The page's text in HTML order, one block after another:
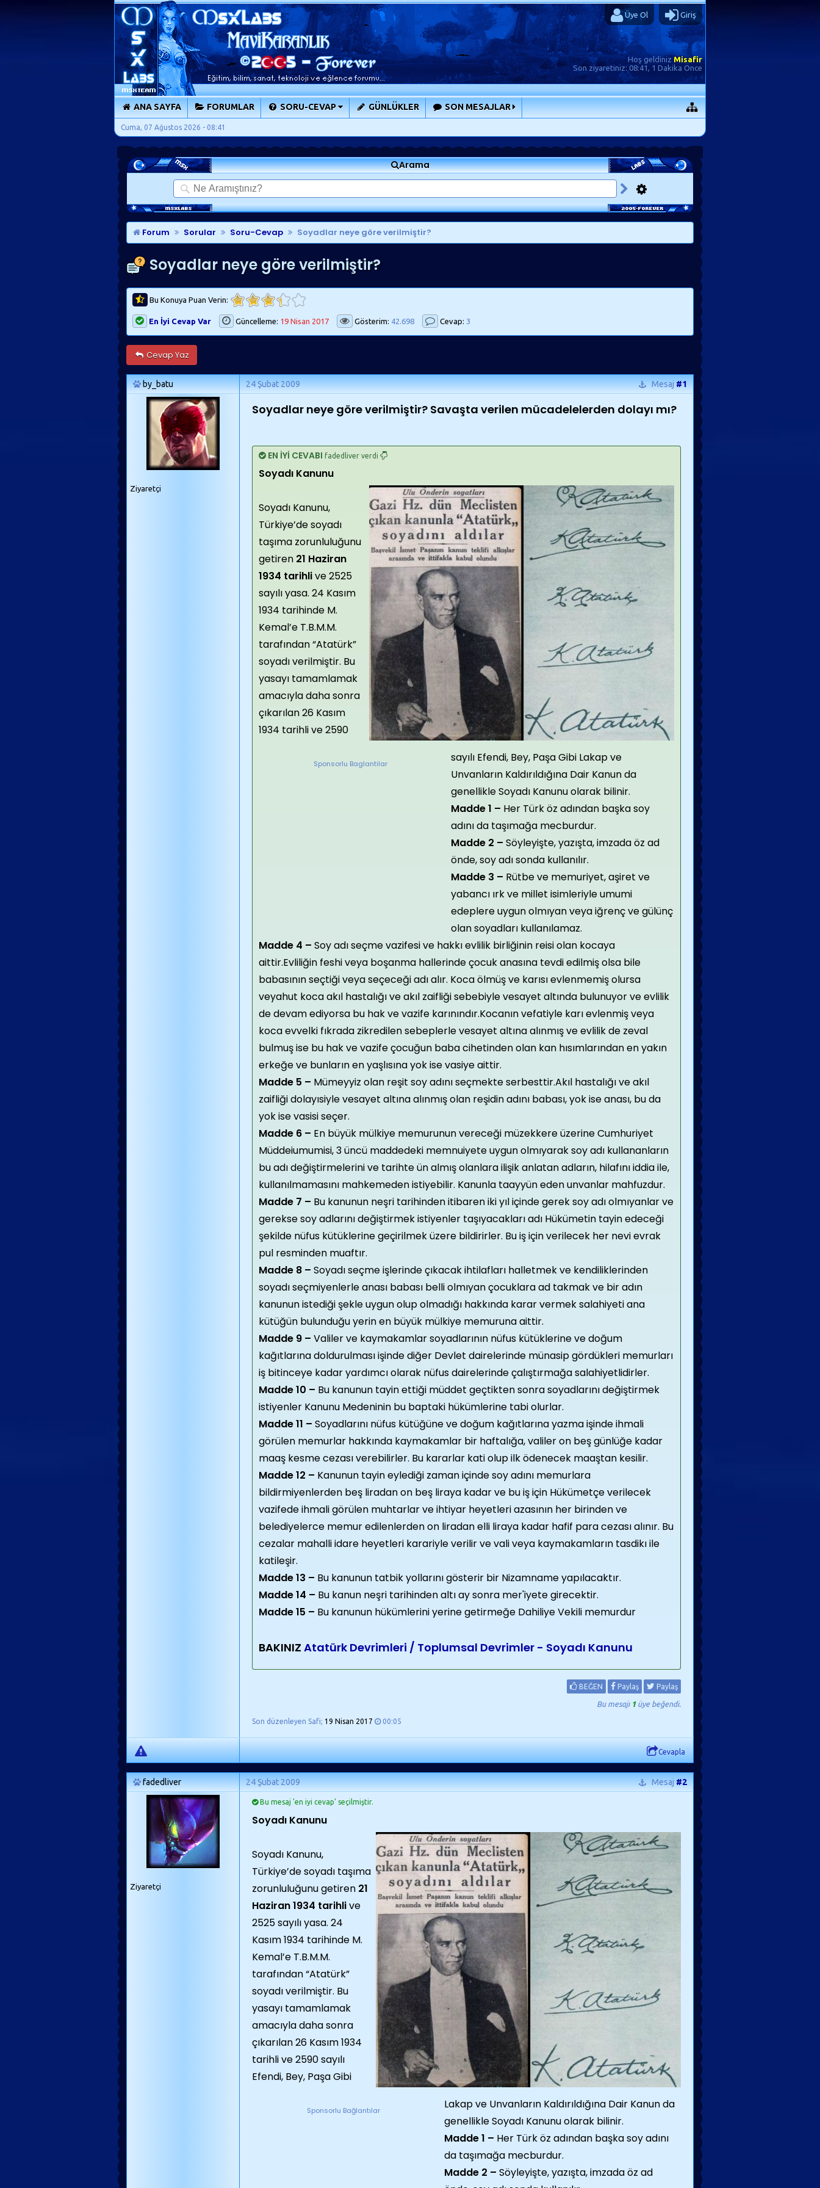
Üye Ol Giriş
Hoş geldiniz Misafir
Son ziyaretiniz:08:41, 1 Dakika Önce
ANA SAYFA FORUMLAR SORU-CEVAP GÜNLÜKLER SON MESAJLAR
Cuma, 07 Ağustos 2026 - 08:41
Arama
Forum Sorular Soru-Cevap Soyadlar neye göre verilmiştir?
Soyadlar neye göre verilmiştir?
Bu Konuya Puan Verin:
En İyi Cevap Var Güncelleme: 19 Nisan 2017 Gösterim: 42.698 Cevap: 3
Cevap Yaz
by_batu 24 Şubat 2009 Mesaj#1
Ziyaretçi
Soyadlar neye göre verilmiştir? Savaşta verilen mücadelelerden dolayı mı?
EN İYİ CEVABI fadedliver verdi
Soyadı Kanunu
Sponsorlu Baglantilar
Soyadı Kanunu,
Türkiye’de soyadı
taşıma zorunluluğunu
getiren 21 Haziran
1934 tarihlive 2525
sayılı yasa. 24 Kasım
1934 tarihinde M.
Kemal’e T.B.M.M.
tarafından “Atatürk”
soyadı verilmiştir. Bu
yasayı tamamlamak
amacıyla daha sonra
çıkarılan 26 Kasım
1934 tarihli ve 2590
sayılı Efendi, Bey, Paşa Gibi Lakap ve
Unvanların Kaldırıldığına Dair Kanun da
genellikle Soyadı Kanunu olarak bilinir.
Madde 1 – Her Türk öz adından başka soy
adını da taşımağa mecburdur.
Madde 2 – Söyleyişte, yazışta, imzada öz ad
önde, soy adı sonda kullanılır.
Madde 3 – Rütbe ve memuriyet, aşiret ve
yabancı ırk ve millet isimleriyle umumi
edeplere uygun olmıyan veya iğrenç ve gülünç
olan soyadları kullanılamaz.
Madde 4 – Soy adı seçme vazifesi ve hakkı evlilik birliğinin reisi olan kocaya
aittir.Evliliğin feshi veya boşanma hallerinde çocuk anasına tevdi edilmiş olsa bile
babasının seçtiği veya seçeceği adı alır. Koca ölmüş ve karısı evlenmemiş olursa
veyahut koca akıl hastalığı ve akıl zaifliği sebebiyle vesayet altında bulunuyor ve evlilik
de devam ediyorsa bu hak ve vazife karınındır.Kocanın vefatiyle karı evlenmiş veya
koca evvelki fıkrada zikredilen sebeplerle vesayet altına alınmış ve evlilik de zeval
bulmuş ise bu hak ve vazife çocuğun baba cihetinden olan kan hısımlarından en yakın
erkeğe ve bunların en yaşlısına yok ise vasiye aittir.
Madde 5 – Mümeyyiz olan reşit soy adını seçmekte serbesttir.Akıl hastalığı ve akıl
zaifliği dolayısiyle vesayet altına alınmış olan reşidin adını babası, yok ise anası, bu da
yok ise vasisi seçer.
Madde 6 – En büyük mülkiye memurunun vereceği müzekkere üzerine Cumhuriyet
Müddeiumumisi, 3 üncü maddedeki memnuiyete uygun olmıyarak soy adı kullananların
bu adı değiştirmelerini ve tarihte ün almış olanlara ilişik anlatan adların, hilafını iddia ile,
kullanılmamasını mahkemeden istiyebilir. Kanunla taayyün eden unvanlar mahfuzdur.
Madde 7 – Bu kanunun neşri tarihinden itibaren iki yıl içinde gerek soy adı olmıyanlar ve
gerekse soy adlarını değiştirmek istiyenler taşıyacakları adı Hükümetin tayin edeceği
şekilde nüfus kütüklerine geçirilmek üzere bildirirler. Bu iş için verilecek her nevi evrak
pul resminden muaftır.
Madde 8 – Soyadı seçme işlerinde çıkacak ihtilafları halletmek ve kendiliklerinden
soyadı seçmiyenlerle anası babası belli olmıyan çocuklara ad takmak ve bir adın
kanunun istediği şekle uygun olup olmadığı hakkında karar vermek salahiyeti ana
kütüğün bulunduğu yerin en büyük mülkiye memuruna aittir.
Madde 9 – Valiler ve kaymakamlar soyadlarının nüfus kütüklerine ve doğum
kağıtlarına doldurulması işinde diğer Devlet dairelerinde münasip gördükleri memurları
iş bitinceye kadar yardımcı olarak nüfus dairelerinde çalıştırmağa salahiyetlidirler.
Madde 10 – Bu kanunun tayin ettiği müddet geçtikten sonra soyadlarını değiştirmek
istiyenler Kanunu Medeninin bu baptaki hükümlerine tabi olurlar.
Madde 11 – Soyadlarını nüfus kütüğüne ve doğum kağıtlarına yazma işinde ihmali
görülen memurlar hakkında kaymakamlar bir haftalığa, valiler on beş günlüğe kadar
maaş kesme cezası verebilirler. Bu kararlar kati olup ilk ödenecek maaştan kesilir.
Madde 12 – Kanunun tayin eylediği zaman içinde soy adını memurlara
bildirmiyenlerden beş liradan on beş liraya kadar ve bu iş için Hükümetçe verilecek
vazifede ihmali görülen muhtarlar ve ihtiyar heyetleri azasının her birinden ve
belediyelerce memur edilenlerden on liradan elli liraya kadar hafif para cezası alınır. Bu
cezalar mahalli idare heyetleri karariyle verilir ve vali veya kaymakamların tasdikı ile
katileşir.
Madde 13 – Bu kanunun tatbik yollarını gösterir bir Nizamname yapılacaktır.
Madde 14 – Bu kanun neşri tarihinden altı ay sonra mer'iyete girecektir.
Madde 15 – Bu kanunun hükümlerini yerine getirmeğe Dahiliye Vekili memurdur
BAKINIZ Atatürk Devrimleri / Toplumsal Devrimler - Soyadı Kanunu
BEĞEN Paylaş Paylaş
Bu mesajı 1üye beğendi.
Son düzenleyen Safi; 19 Nisan 2017 00:05
Cevapla
fadedliver 24 Şubat 2009 Mesaj#2
Ziyaretçi
Bu mesaj 'en iyi cevap' seçilmiştir.
Soyadı Kanunu
Sponsorlu Bağlantılar
Soyadı Kanunu,
Türkiye’de soyadı taşıma
zorunluluğunu getiren 21
Haziran 1934 tarihlive
2525 sayılı yasa. 24
Kasım 1934 tarihinde M.
Kemal’e T.B.M.M.
tarafından “Atatürk”
soyadı verilmiştir. Bu
yasayı tamamlamak
amacıyla daha sonra
çıkarılan 26 Kasım 1934
tarihli ve 2590 sayılı
Efendi, Bey, Paşa Gibi
Lakap ve Unvanların Kaldırıldığına Dair Kanun da
genellikle Soyadı Kanunu olarak bilinir.
Madde 1 – Her Türk öz adından başka soy adını
da taşımağa mecburdur.
Madde 2 – Söyleyişte, yazışta, imzada öz ad